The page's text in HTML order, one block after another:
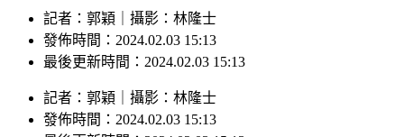
記者：郭穎｜攝影：林隆士
發佈時間：2024.02.03 15:13
記者：郭穎 ｜攝影：林隆士